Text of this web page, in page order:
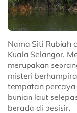
Nama Siti Rubiah
Kuala Selangor.
merupakan
misteri
tempatan percaya
bunian laut
berada di pesisir.